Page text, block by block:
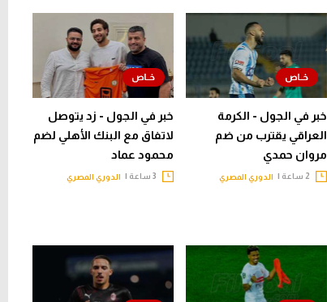
خبر في الجول - الكرمة
العراقي يقترب من ضم
مروان حمدي
الدوري المصري
خبر في الجول - زد يتوصل
لاتفاق مع البنك الأهلي لضم
محمود عماد
الدوري المصري